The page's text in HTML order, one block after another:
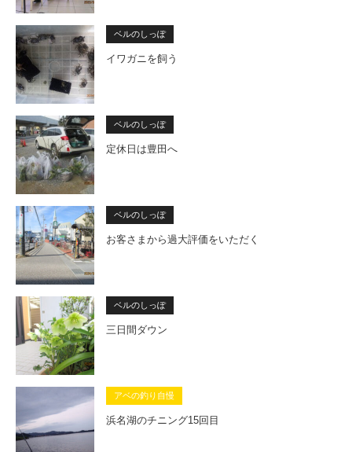
ベルのしっぽ
イワガニを飼う
ベルのしっぽ
定休日は豊田へ
ベルのしっぽ
お客さまから過大評価をいただく
ベルのしっぽ
三日間ダウン
アベの釣り自慢
浜名湖のチニング15回目